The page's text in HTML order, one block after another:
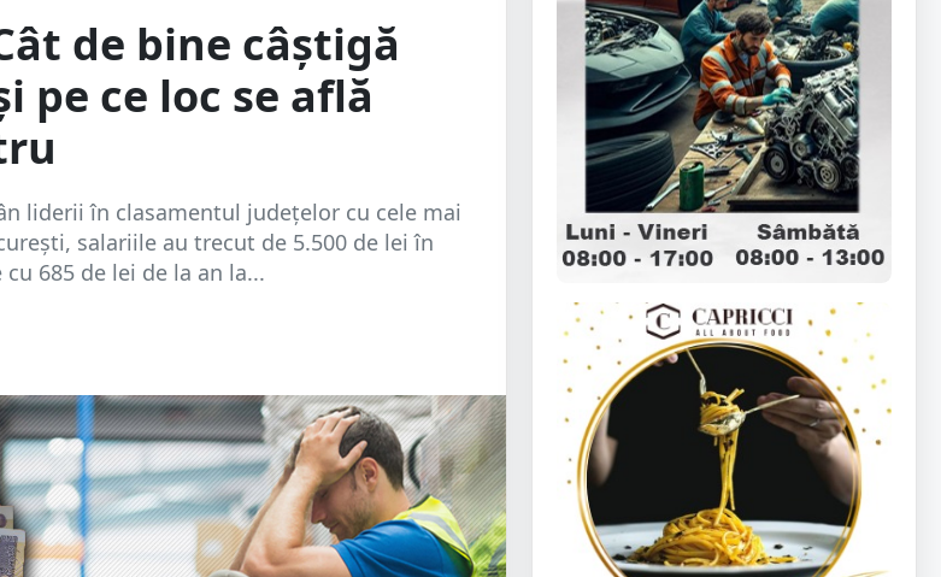
de bine câștigă
pe ce loc se află
liderii în clasamentul judeţelor cu cele mai
salariile au trecut de 5.500 de lei în
685 de lei de la an la...